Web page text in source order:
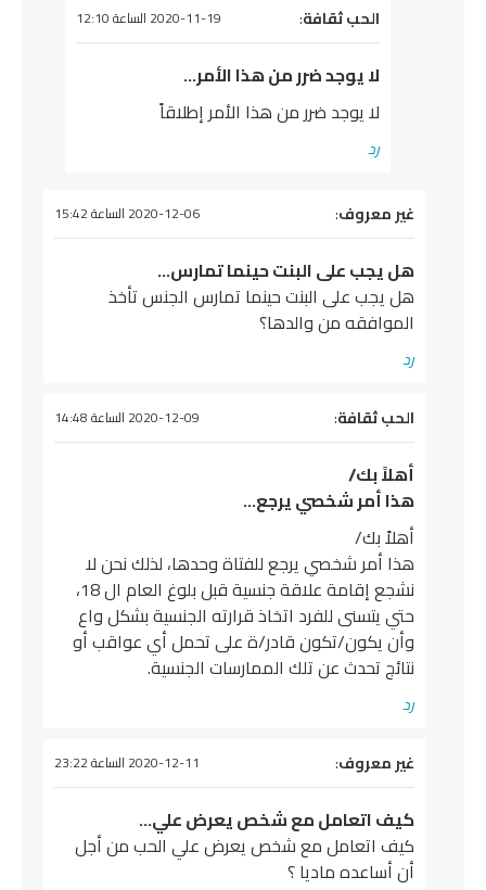
يقول
الحب ثقافة: 2020-11-19 الساعة 12:10
لا يوجد ضرر من هذا الأمر…
لا يوجد ضرر من هذا الأمر إطلاقاً
رد
يقول
غير معروف: 2020-12-06 الساعة 15:42
هل يجب على البنت حينما تمارس…
هل يجب على البنت حينما تمارس الجنس تأخذ
الموافقه من والدها؟
رد
يقول
الحب ثقافة: 2020-12-09 الساعة 14:48
أهلاً بك/
هذا أمر شخصي يرجع…
أهلاً بك/
هذا أمر شخصي يرجع للفتاة وحدها، لذلك نحن لا
نشجع إقامة علاقة جنسية قبل بلوغ العام ال 18،
حتي يتسنى للفرد اتخاذ قرارته الجنسية بشكل واع
وأن يكون/تكون قادر/ة على تحمل أي عواقب أو
نتائج تحدث عن تلك الممارسات الجنسية.
رد
يقول
غير معروف: 2020-12-11 الساعة 23:22
كيف اتعامل مع شخص يعرض علي…
كيف اتعامل مع شخص يعرض علي الحب من أجل
أن أساعده ماديا ؟